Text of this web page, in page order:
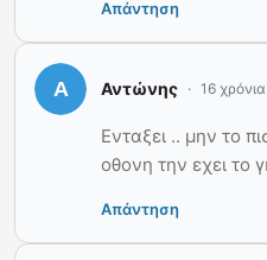
Απάντηση
Αντώνης 16
Ενταξει .. μην το
οθονη την εχει το
Απάντηση